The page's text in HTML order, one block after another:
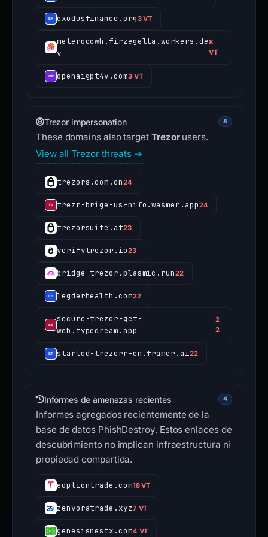
exodusfinance.org3 VT
meterocowh.firzegelta.workers.de
v
8
VT
openaigpt4v.com3 VT
Trezor impersonation 8
These domains also target Trezorusers.
View all Trezor threats →
trezors.com.cn24
trezr-brige-us-nifo.wasmer.app24
trezorsuite.at23
verifytrezor.io23
bridge-trezor.plasmic.run22
legderhealth.com22
secure-trezor-get-
web.typedream.app
2
2
started-trezorr-en.framer.ai22
Informes de amenazas recientes 4
Informes agregados recientemente de la
base de datos PhishDestroy. Estos enlaces de
descubrimiento no implican infraestructura ni
propiedad compartida.
eoptiontrade.com18 VT
zenvoratrade.xyz7 VT
genesisnestx.com4 VT